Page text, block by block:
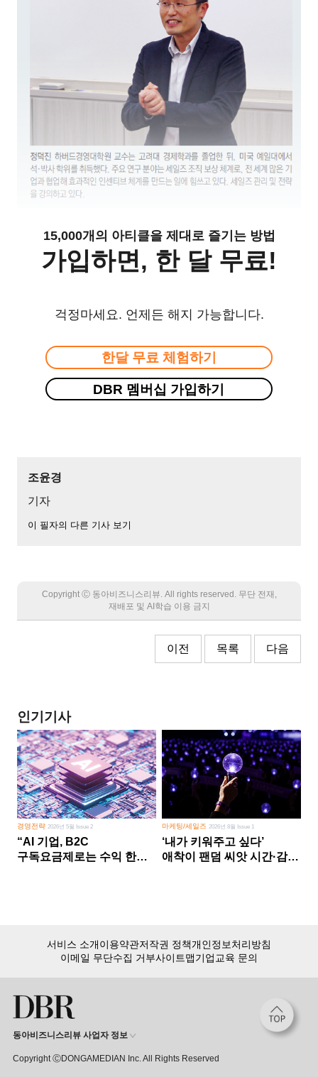
15,000개의 아티클을 제대로 즐기는 방법
가입하면, 한 달 무료!
걱정마세요. 언제든 해지 가능합니다.
한달 무료 체험하기
DBR 멤버십 가입하기
조윤경
기자
이 필자의 다른 기사 보기
Copyright Ⓒ 동아비즈니스리뷰. All rights reserved. 무단 전재,
재배포 및 AI학습 이용 금지
이전 목록 다음
인기기사
경영전략2026년 5월 Issue 2
“AI 기업, B2C
구독요금제로는 수익 한계
마케팅/세일즈 2026년 8월 Issue 1
‘내가 키워주고 싶다’
애착이 팬덤 씨앗 시간·감정
서비스 소개이용약관저작권 정책개인정보처리방침
이메일 무단수집 거부사이트맵기업교육 문의
동아비즈니스리뷰 사업자 정보
Copyright ⒸDONGAMEDIAN Inc. All Rights Reserved